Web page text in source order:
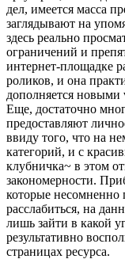
дел, имеется масса
заглядывают на
здесь реально
ограничений и
интернет-площадке
роликов, и она
дополняется
Еще, достаточно
предоставляют
ввиду того, что на
категорий, и с
клубничка~ в этом
закономерности.
которые несомненно
расслабиться, на
лишь зайти в какой
результативно
страницах ресурса.